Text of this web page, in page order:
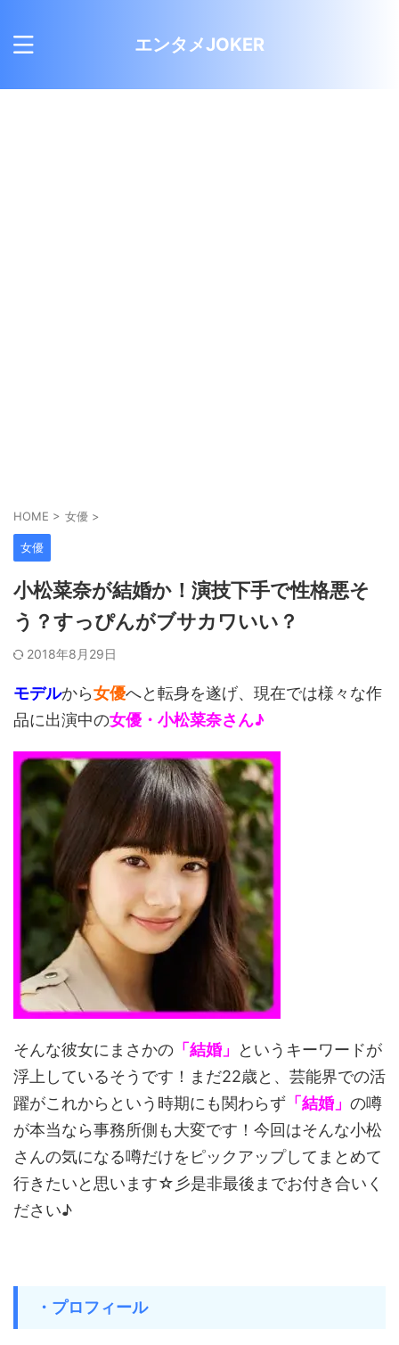
エンタメJOKER
HOME > 女優 >
女優
小松菜奈が結婚か！演技下手で性格悪そ
う？すっぴんがブサカワいい？
2018年8月29日
モデルから女優へと転身を遂げ、現在では様々な作
品に出演中の女優・小松菜奈さん♪
そんな彼女にまさかの 「結婚」
というキーワードが
浮上しているそうです！まだ22歳と、芸能界での活
躍がこれからという時期にも関わらず 「結婚」 の噂
が本当なら事務所側も大変です！今回はそんな小松
さんの気になる噂だけをピックアップしてまとめて
行きたいと思います☆彡是非最後までお付き合いく
ださい♪
・プロフィール